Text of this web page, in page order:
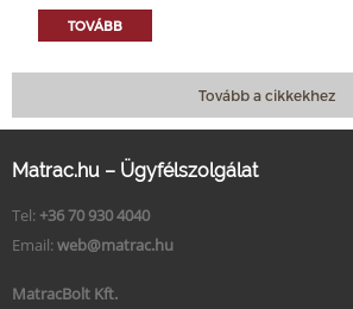
TOVÁBB
Tovább a cikkekhez
Matrac.hu – Ügyfélszolgálat
Tel: +36 70 930 4040
Email: web@matrac.hu
MatracBolt Kft.